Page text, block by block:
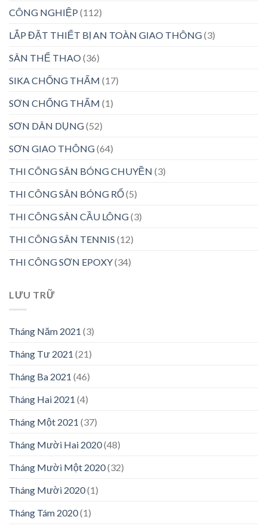
CÔNG NGHIỆP (112)
LẮP ĐẶT THIẾT BỊ AN TOÀN GIAO THÔNG(3)
SÂN THỂ THAO(36)
SIKA CHỐNG THẤM (17)
SƠN CHỐNG THẤM (1)
SƠN DÂN DỤNG(52)
SƠN GIAO THÔNG(64)
THI CÔNG SÂN BÓNG CHUYỀN (3)
THI CÔNG SÂN BÓNG RỔ(5)
THI CÔNG SÂN CẦU LÔNG(3)
THI CÔNG SÂN TENNIS (12)
THI CÔNG SƠN EPOXY(34)
LƯU TRỮ
Tháng Năm 2021 (3)
Tháng Tư 2021 (21)
Tháng Ba 2021 (46)
Tháng Hai 2021 (4)
Tháng Một 2021 (37)
Tháng Mười Hai 2020(48)
Tháng Mười Một 2020(32)
Tháng Mười 2020(1)
Tháng Tám 2020(1)